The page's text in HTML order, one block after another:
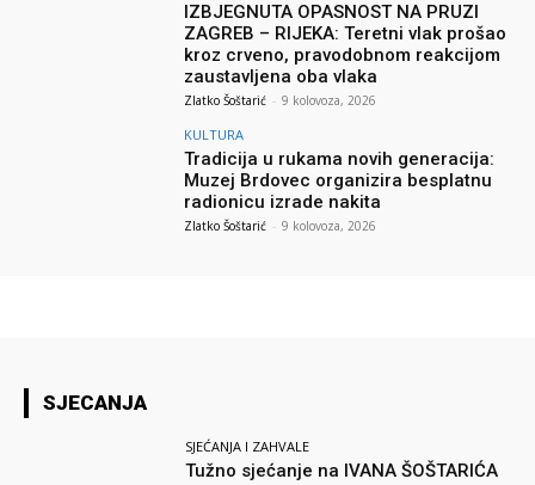
IZBJEGNUTA OPASNOST NA PRUZI
ZAGREB – RIJEKA: Teretni vlak prošao
kroz crveno, pravodobnom reakcijom
zaustavljena oba vlaka
Zlatko Šoštarić - 9 kolovoza, 2026
KULTURA
Tradicija u rukama novih generacija:
Muzej Brdovec organizira besplatnu
radionicu izrade nakita
Zlatko Šoštarić - 9 kolovoza, 2026
SJECANJA
SJEĆANJA I ZAHVALE
Tužno sjećanje na IVANA ŠOŠTARIĆA